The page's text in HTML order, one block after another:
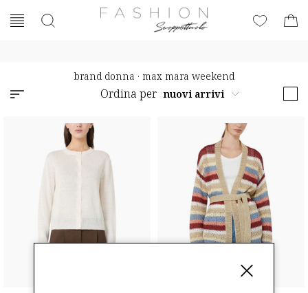
brand donna · max mara weekend
Ordina per